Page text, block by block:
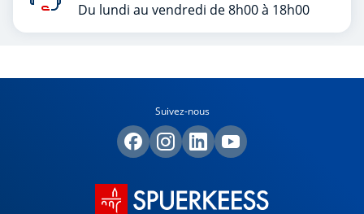
Du lundi au vendredi de 8h00 à 18h00
Suivez-nous